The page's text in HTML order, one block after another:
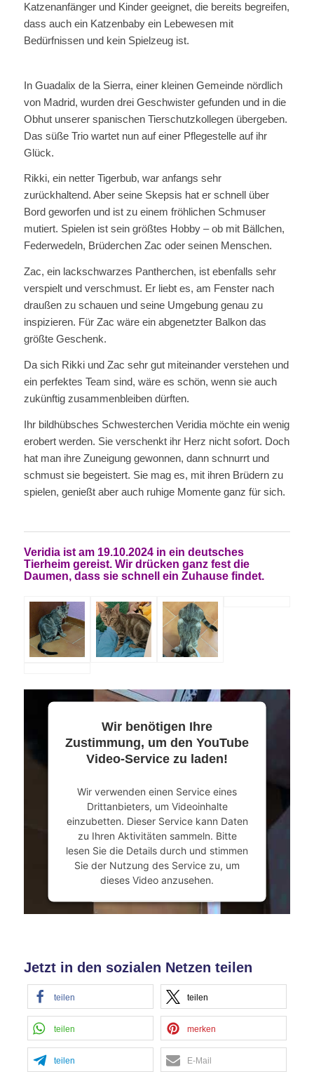
Katzenanfänger und Kinder geeignet, die bereits begreifen,
dass auch ein Katzenbaby ein Lebewesen mit
Bedürfnissen und kein Spielzeug ist.
In Guadalix de la Sierra, einer kleinen Gemeinde nördlich
von Madrid, wurden drei Geschwister gefunden und in die
Obhut unserer spanischen Tierschutzkollegen übergeben.
Das süße Trio wartet nun auf einer Pflegestelle auf ihr
Glück.
Rikki, ein netter Tigerbub, war anfangs sehr
zurückhaltend. Aber seine Skepsis hat er schnell über
Bord geworfen und ist zu einem fröhlichen Schmuser
mutiert. Spielen ist sein größtes Hobby – ob mit Bällchen,
Federwedeln, Brüderchen Zac oder seinen Menschen.
Zac, ein lackschwarzes Pantherchen, ist ebenfalls sehr
verspielt und verschmust. Er liebt es, am Fenster nach
draußen zu schauen und seine Umgebung genau zu
inspizieren. Für Zac wäre ein abgenetzter Balkon das
größte Geschenk.
Da sich Rikki und Zac sehr gut miteinander verstehen und
ein perfektes Team sind, wäre es schön, wenn sie auch
zukünftig zusammenbleiben dürften.
Ihr bildhübsches Schwesterchen Veridia möchte ein wenig
erobert werden. Sie verschenkt ihr Herz nicht sofort. Doch
hat man ihre Zuneigung gewonnen, dann schnurrt und
schmust sie begeistert. Sie mag es, mit ihren Brüdern zu
spielen, genießt aber auch ruhige Momente ganz für sich.
Veridia ist am 19.10.2024 in ein deutsches
Tierheim gereist. Wir drücken ganz fest die
Daumen, dass sie schnell ein Zuhause findet.
Wir benötigen Ihre
Zustimmung, um den YouTube
Video-Service zu laden!
Wir verwenden einen Service eines
Drittanbieters, um Videoinhalte
einzubetten. Dieser Service kann Daten
zu Ihren Aktivitäten sammeln. Bitte
lesen Sie die Details durch und stimmen
Sie der Nutzung des Service zu, um
dieses Video anzusehen.
Mehr Informationen
powered byUsercentrics Consent
Management Platform
Jetzt in den sozialen Netzen teilen
teilen teilen
teilen merken
teilen E-Mail